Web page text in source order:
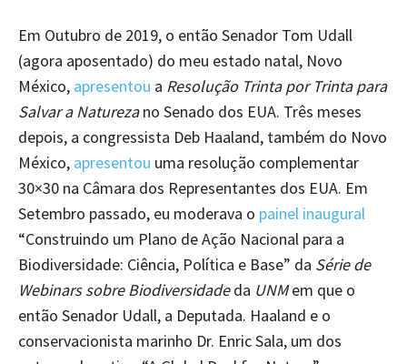
Em Outubro de 2019, o então Senador Tom Udall
(agora aposentado) do meu estado natal, Novo
México, apresentou a Resolução Trinta por Trinta para
Salvar a Naturezano Senado dos EUA. Três meses
depois, a congressista Deb Haaland, também do Novo
México, apresentou uma resolução complementar
30×30 na Câmara dos Representantes dos EUA. Em
Setembro passado, eu moderava o painel inaugural
“Construindo um Plano de Ação Nacional para a
Biodiversidade: Ciência, Política e Base” da Série de
Webinars sobre Biodiversidadeda UNMem que o
então Senador Udall, a Deputada. Haaland e o
conservacionista marinho Dr. Enric Sala, um dos